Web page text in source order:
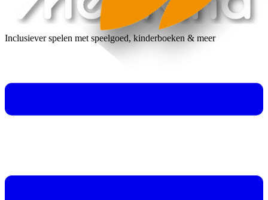
Inclusiever spelen met speelgoed, kinderboeken & meer